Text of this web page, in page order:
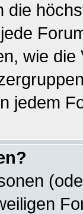
die
wie
jedem